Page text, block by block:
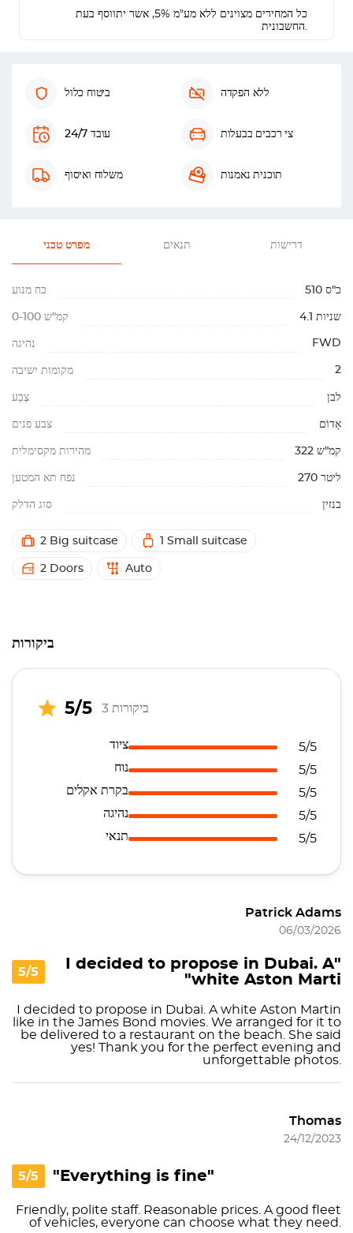
כל המחירים מצוינים ללא מע"מ 5%, אשר יתווסף בעת
החשבונית.
ביטוח כלול ללא הפקדה
עובד 24/7 צי רכבים בבעלות
משלוח ואיסוף תוכנית נאמנות
מפרט טכני תנאים דרישות
כח מנוע 510 כ"ס
0-100 קמ"ש 4.1 שניות
נהיגה FWD
מקומות ישיבה 2
צֶבַע לבן
צבע פנים אָדוֹם
מהירות מקסימלית 322 קמ"ש
נפח תא המטען 270 ליטר
סוג הדלק בנזין
2 Big suitcase 1 Small suitcase
2 Doors Auto
ביקורות
5/5 3 ביקורות
ציוד
5/5
נוח
5/5
בקרת אקלים
5/5
נהיגה
5/5
תנאי
5/5
Patrick Adams
06/03/2026
5/5
"I decided to propose in Dubai. A
white Aston Marti"
I decided to propose in Dubai. A white Aston Martin
like in the James Bond movies. We arranged for it to
be delivered to a restaurant on the beach. She said
yes! Thank you for the perfect evening and
unforgettable photos.
Thomas
24/12/2023
5/5 "Everything is fine"
Friendly, polite staff. Reasonable prices. A good fleet
of vehicles, everyone can choose what they need.